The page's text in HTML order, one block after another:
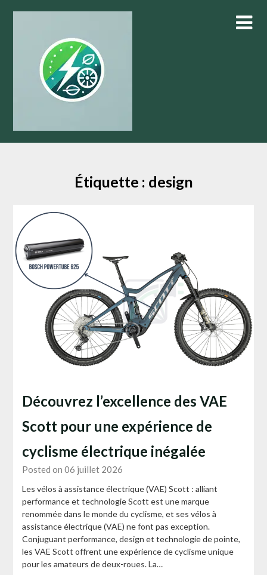
Étiquette : design
Découvrez l’excellence des VAE
Scott pour une expérience de
cyclisme électrique inégalée
Posted on 06 juillet 2026
Les vélos à assistance électrique (VAE) Scott : alliant
performance et technologie Scott est une marque
renommée dans le monde du cyclisme, et ses vélos à
assistance électrique (VAE) ne font pas exception.
Conjuguant performance, design et technologie de pointe,
les VAE Scott offrent une expérience de cyclisme unique
pour les amateurs de deux-roues. La…